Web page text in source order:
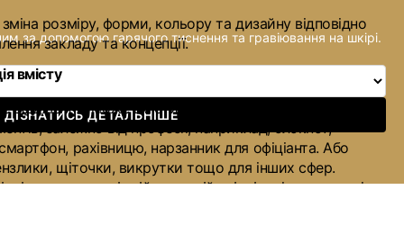
розміру, форми, кольору та дизайну відповідно
закладу та концепції.
вмісту
відділення
: може вмістити різний набір
залежно від професії, наприклад, блокнот,
рахівницю, нарзанник для офіціанта. Або
щіточки, викрутки тощо для інших сфер.
на зовнішній передній стінці: вмістить ключі,
за допомогою гарячого тиснення та гравіювання на шкірі.
ДІЗНАТИСЬ ДЕТАЛЬНІШЕ